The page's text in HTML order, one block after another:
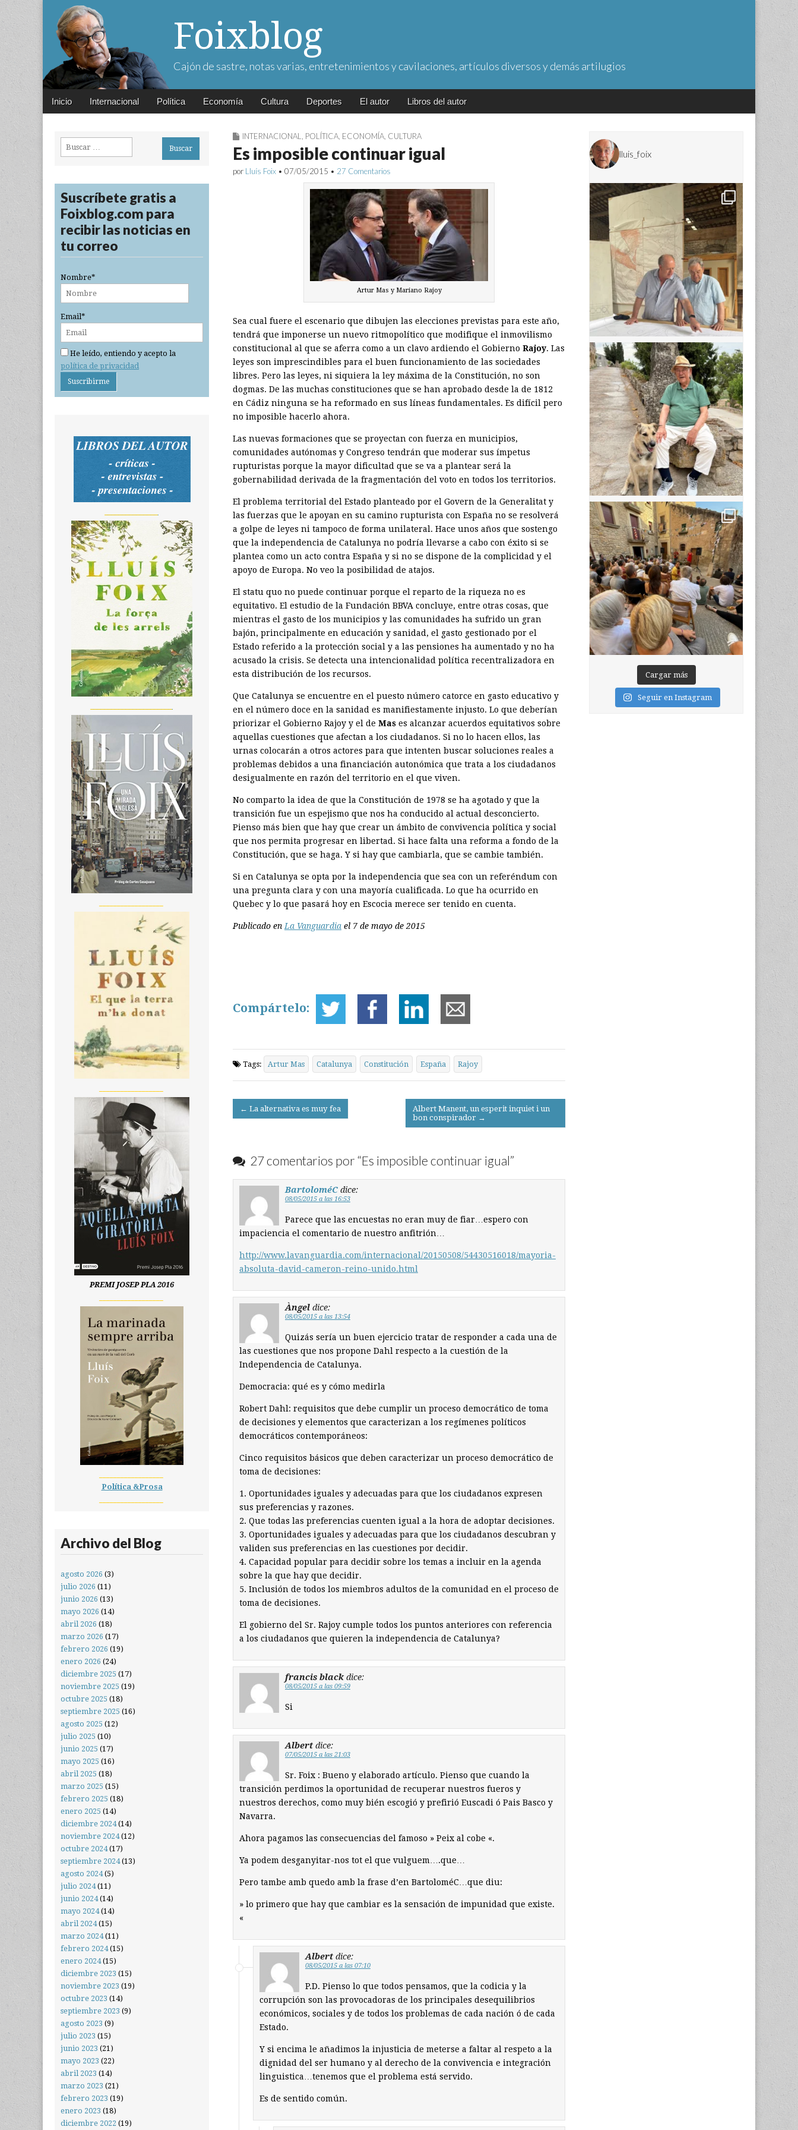
Foixblog
Cajón de sastre, notas varias, entretenimientos y cavilaciones, artículos diversos y demás artilugios
Main
Skip
Inicio Internacional Política Economía Cultura Deportes El autor Libros del autor
INTERNACIONAL POLÍTICA ECONOMÍA CULTURA
Es imposible continuar igual
por Lluís Foix • 07/05/2015 • 27 Comentarios
Artur Mas y Mariano Rajoy
Sea cual fuere el escenario que dibujen las elecciones previstas para este año,
tendrá que imponerse un nuevo ritmopolítico que modifique el inmovilismo
constitucional al que se aferra como a un clavo ardiendo el Gobierno Rajoy. Las
leyes son imprescindibles para el buen funcionamiento de las sociedades
libres. Pero las leyes, ni siquiera la ley máxima de la Constitución, no son
dogmas. De las muchas constituciones que se han aprobado desde la de 1812
en Cádiz ninguna se ha reformado en sus líneas fundamentales. Es difícil pero
no imposible hacerlo ahora.
Las nuevas formaciones que se ­proyectan con fuerza en municipios,
comunidades autónomas y Congreso tendrán que moderar sus ímpetus
rupturistas porque la mayor dificultad que se va a plantear será la
gobernabilidad derivada de la fragmentación del voto en todos los territorios.
El problema territorial del Estado planteado por el Govern de la Generalitat y
las fuerzas que le apoyan en su camino rupturista con España no se resolverá
a golpe de leyes ni tampoco de forma unilateral. Hace unos años que sostengo
que la independencia de Catalunya no podría llevarse a cabo con éxito si se
plantea como un acto contra España y si no se dispone de la complicidad y el
apoyo de Europa. No veo la posibilidad de atajos.
El statu quo no puede continuar porque el reparto de la riqueza no es
equitativo. El estudio de la Fundación BBVA concluye, entre otras cosas, que
mientras el gasto de los municipios y las comunidades ha sufrido un gran
bajón, principalmente en educación y sanidad, el gasto gestionado por el
Estado referido a la protección social y a las pensiones ha aumentado y no ha
acusado la crisis. Se detecta una intencionalidad política recentralizadora en
esta distribución de los recursos.
Que Catalunya se encuentre en el puesto número catorce en gasto educativo y
en el número doce en la sanidad es manifiestamente injusto. Lo que deberían
priorizar el Gobierno Rajoy y el de Mas es alcanzar acuerdos equitativos sobre
aquellas cuestiones que afectan a los ciudadanos. Si no lo hacen ellos, las
urnas colocarán a otros actores para que intenten buscar soluciones reales a
problemas debidos a una financiación autonómica que trata a los ciudadanos
desigualmente en razón del territorio en el que viven.
No comparto la idea de que la Constitución de 1978 se ha agotado y que la
transición fue un espejismo que nos ha conducido al actual desconcierto.
Pienso más bien que hay que crear un ámbito de convivencia política y social
que nos permita progresar en libertad. Si hace falta una reforma a fondo de la
Constitución, que se haga. Y si hay que cambiarla, que se cambie también.
Si en Catalunya se opta por la independencia que sea con un referéndum con
una pregunta clara y con una mayoría cualificada. Lo que ha ocurrido en
Quebec y lo que pasará hoy en Escocia merece ser tenido en cuenta.
Publicado en La Vanguardia el 7 de mayo de 2015
Compártelo:
Tags: Artur Mas Catalunya Constitución España Rajoy
Post
← La alternativa es muy fea
Albert Manent, un esperit inquiet i un
bon conspirador →
27 comentarios por “Es imposible continuar igual”
BartoloméC dice:
08/05/2015 a las 16:53
Parece que las encuestas no eran muy de fiar…espero con
impaciencia el comentario de nuestro anfitrión…
http://www.lavanguardia.com/internacional/20150508/54430516018/mayoria-
absoluta-david-cameron-reino-unido.html
Àngel dice:
08/05/2015 a las 13:54
Quizás sería un buen ejercicio tratar de responder a cada una de
las cuestiones que nos propone Dahl respecto a la cuestión de la
Independencia de Catalunya.
Democracia: qué es y cómo medirla
Robert Dahl: requisitos que debe cumplir un proceso democrático de toma
de decisiones y elementos que caracterizan a los regímenes políticos
democráticos contemporáneos:
Cinco requisitos básicos que deben caracterizar un proceso democrático de
toma de decisiones:
1. Oportunidades iguales y adecuadas para que los ciudadanos expresen
sus preferencias y razones.
2. Que todas las preferencias cuenten igual a la hora de adoptar decisiones.
3. Oportunidades iguales y adecuadas para que los ciudadanos descubran y
validen sus preferencias en las cuestiones por decidir.
4. Capacidad popular para decidir sobre los temas a incluir en la agenda
sobre la que hay que decidir.
5. Inclusión de todos los miembros adultos de la comunidad en el proceso de
toma de decisiones.
El gobierno del Sr. Rajoy cumple todos los puntos anteriores con referencia
a los ciudadanos que quieren la independencia de Catalunya?
francis black dice:
08/05/2015 a las 09:59
Si
Albert dice:
07/05/2015 a las 21:03
Sr. Foix : Bueno y elaborado artículo. Pienso que cuando la
transición perdimos la oportunidad de recuperar nuestros fueros y
nuestros derechos, como muy bién escogió y prefirió Euscadi ó Pais Basco y
Navarra.
Ahora pagamos las consecuencias del famoso » Peix al cobe «.
Ya podem desganyitar-nos tot el que vulguem….que…
Pero tambe amb quedo amb la frase d’en BartoloméC…que diu:
» lo primero que hay que cambiar es la sensación de impunidad que existe.
«
Albert dice:
08/05/2015 a las 07:10
P.D. Pienso lo que todos pensamos, que la codicia y la
corrupción son las provocadoras de los principales desequilibrios
económicos, sociales y de todos los problemas de cada nación ó de cada
Estado.
Y si encima le añadimos la injusticia de meterse a faltar al respeto a la
dignidad del ser humano y al derecho de la convivencia e integración
linguistica…tenemos que el problema está servido.
Es de sentido común.
Buscar:
Suscríbete gratis a
Foixblog.com para
recibir las noticias en
tu correo
Nombre*
Email*
He leído, entiendo y acepto la
política de privacidad
PREMI JOSEP PLA 2016
Política &Prosa
Archivo del Blog
agosto 2026 (3)
julio 2026 (11)
junio 2026 (13)
mayo 2026 (14)
abril 2026 (18)
marzo 2026 (17)
febrero 2026 (19)
enero 2026 (24)
diciembre 2025 (17)
noviembre 2025 (19)
octubre 2025 (18)
septiembre 2025 (16)
agosto 2025 (12)
julio 2025 (10)
junio 2025 (17)
mayo 2025 (16)
abril 2025 (18)
marzo 2025 (15)
febrero 2025 (18)
enero 2025 (14)
diciembre 2024(14)
noviembre 2024(12)
octubre 2024(17)
septiembre 2024(13)
agosto 2024(5)
julio 2024(11)
junio 2024(14)
mayo 2024(14)
abril 2024(15)
marzo 2024(11)
febrero 2024(15)
enero 2024(15)
diciembre 2023 (15)
noviembre 2023 (19)
octubre 2023 (14)
septiembre 2023 (9)
agosto 2023 (9)
julio 2023 (15)
junio 2023 (21)
mayo 2023 (22)
abril 2023 (14)
marzo 2023 (21)
febrero 2023 (19)
enero 2023 (18)
diciembre 2022 (19)
lluis_foix
Cargar más
Seguir en Instagram